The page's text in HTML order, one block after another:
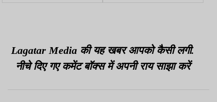
Lagatar Media की यह खबर आपको कैसी लगी.
नीचे दिए गए कमेंट बॉक्स में अपनी राय साझा करें